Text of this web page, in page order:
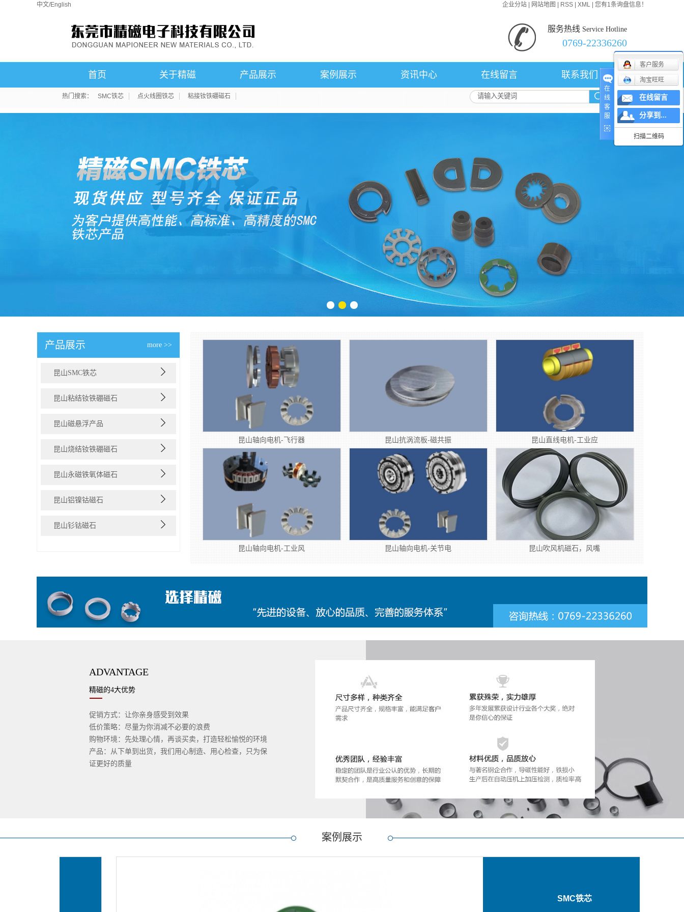
中文/English 企业分站 网站地图 RSS XML 您有1条询盘信息！
服务热线 Service Hotline
0769-22336260
首页 关于精磁
公司简介
产品展示
昆山烧结钕铁硼磁石
昆山永磁铁氧体磁石
昆山铝镍钴磁石
昆山钐钴磁石
案例展示 资讯中心 在线留言 联系我们
热门搜索： SMC铁芯 点火线圈铁芯 粘接钕铁硼磁石
3
产品展示 more >>
昆山SMC铁芯
昆山粘结钕铁硼磁石
昆山磁悬浮产品
昆山烧结钕铁硼磁石
昆山永磁铁氧体磁石
昆山铝镍钴磁石
昆山钐钴磁石
昆山轴向电机-飞行器 昆山抗涡流板-磁共振 昆山直线电机-工业应
昆山轴向电机-工业风 昆山轴向电机-关节电 昆山吹风机磁石，风嘴
ADVANTAGE
精磁的4大优势
促销方式：让你亲身感受到效果
低价策略：尽量为你消减不必要的浪费
购物环境：先处理心情，再谈买卖，打造轻松愉悦的环境
产品：从下单到出货，我们用心制造、用心检查，只为保
证更好的质量
案例展示
在
线
客
服
客户服务
淘宝旺旺
在线留言
分享到...
扫描二维码